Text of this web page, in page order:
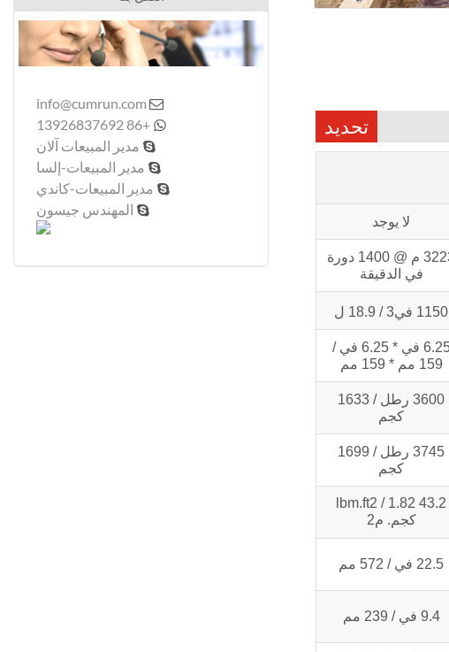
تحديد
لا يوجد
3223 م @ 1400 دورة
في الدقيقة
1150 في3 / 18.9 ل
6.25 في * 6.25 في /
159 مم * 159 مم
3600 رطل / 1633
كجم
3745 رطل / 1699
كجم
43.2 lbm.ft2 / 1.82
كجم. م2
22.5 في / 572 مم
9.4 في / 239 مم

info@cumrun.com

+86 13926837692
 مدير المبيعات آلان
 مدير المبيعات-إلسا
 مدير المبيعات-كاندي
 المهندس جيسون